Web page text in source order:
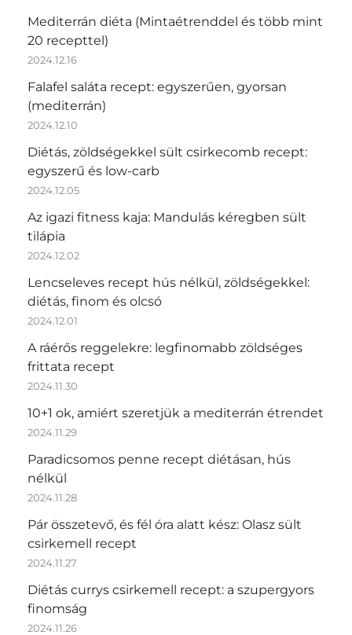
Mediterrán diéta (Mintaétrenddel és több mint
20 recepttel)
2024.12.16
Falafel saláta recept: egyszerűen, gyorsan
(mediterrán)
2024.12.10
Diétás, zöldségekkel sült csirkecomb recept:
egyszerű és low-carb
2024.12.05
Az igazi fitness kaja: Mandulás kéregben sült
tilápia
2024.12.02
Lencseleves recept hús nélkül, zöldségekkel:
diétás, finom és olcsó
2024.12.01
A ráérős reggelekre: legfinomabb zöldséges
frittata recept
2024.11.30
10+1 ok, amiért szeretjük a mediterrán étrendet
2024.11.29
Paradicsomos penne recept diétásan, hús
nélkül
2024.11.28
Pár összetevő, és fél óra alatt kész: Olasz sült
csirkemell recept
2024.11.27
Diétás currys csirkemell recept: a szupergyors
finomság
2024.11.26